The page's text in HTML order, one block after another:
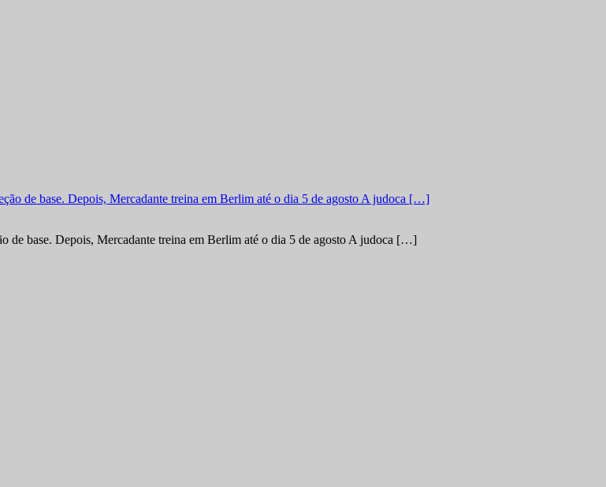
de base. Depois, Mercadante treina em Berlim até o dia 5 de agosto A judoca […]